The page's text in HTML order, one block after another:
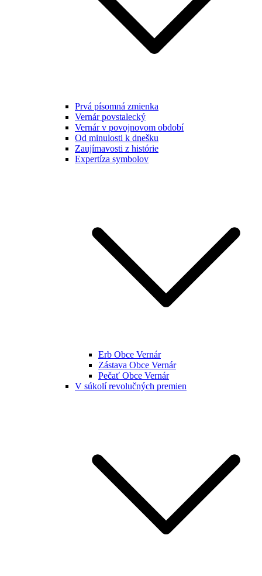
Prvá písomná zmienka
Vernár povstalecký
Vernár v povojnovom období
Od minulosti k dnešku
Zaujímavosti z histórie
Expertíza symbolov
Erb Obce Vernár
Zástava Obce Vernár
Pečať Obce Vernár
V súkolí revolučných premien